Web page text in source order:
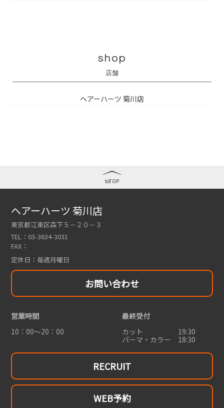
shop
店舗
ヘアーハーツ 菊川店
toTOP
ヘアーハーツ 菊川店
東京都江東区森下５－２０－３
TEL： 03-3634-3031
FAX：
定休日： 毎週月曜日
お問い合わせ
営業時間
10：00～20：00
最終受付
カット 19:30
パーマ・カラー 18:30
RECRUIT
WEB予約